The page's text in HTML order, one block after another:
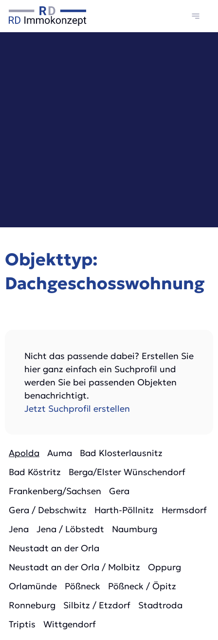
Objekttyp:
Dachgeschosswohnung
Nicht das passende dabei? Erstellen Sie
hier ganz einfach ein Suchprofil und
werden Sie bei passenden Objekten
benachrichtigt.
Jetzt Suchprofil erstellen
Apolda Auma
Bad Klosterlausnitz
Bad Köstritz
Berga/Elster Wünschendorf
Frankenberg/Sachsen
Gera
Gera / Debschwitz
Harth-Pöllnitz
Hermsdorf
Jena
Jena / Löbstedt
Naumburg
Neustadt an der Orla
Neustadt an der Orla / Molbitz
Oppurg
Orlamünde
Pößneck
Pößneck / Öpitz
Ronneburg
Silbitz / Etzdorf
Stadtroda
Triptis
Wittgendorf